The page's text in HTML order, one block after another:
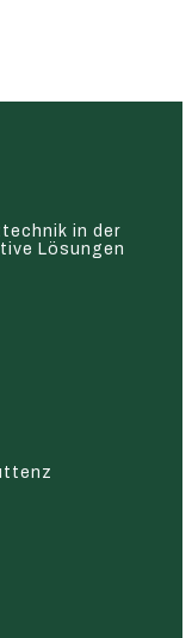
in der
Lösungen